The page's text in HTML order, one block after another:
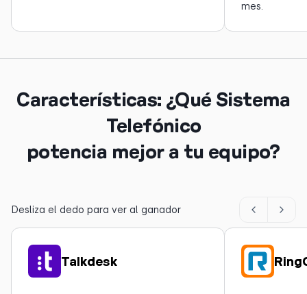
mes.
Características: ¿Qué Sistema
Telefónico
potencia mejor a tu equipo?
Desliza el dedo para ver al ganador
Talkdesk